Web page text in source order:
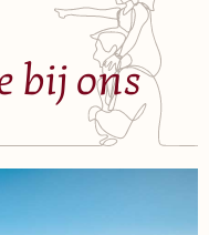
bij ons